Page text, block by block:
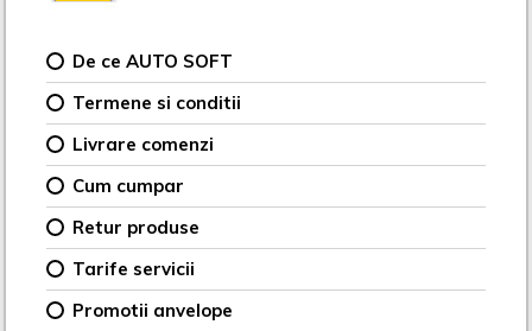
De ce AUTO SOFT
Termene si conditii
Livrare comenzi
Cum cumpar
Retur produse
Tarife servicii
Promotii anvelope